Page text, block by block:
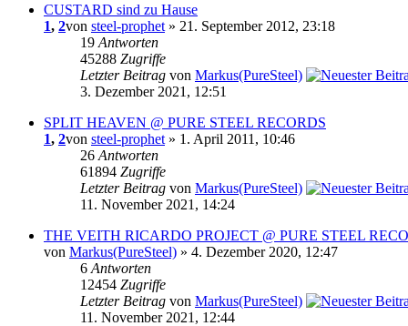
CUSTARD sind zu Hause
1, 2von steel-prophet » 21. September 2012, 23:18
19 Antworten
45288 Zugriffe
Letzter Beitrag von Markus(PureSteel)
3. Dezember 2021, 12:51
SPLIT HEAVEN @ PURE STEEL RECORDS
1, 2von steel-prophet » 1. April 2011, 10:46
26 Antworten
61894 Zugriffe
Letzter Beitrag von Markus(PureSteel)
11. November 2021, 14:24
THE VEITH RICARDO PROJECT @ PURE STEEL
von Markus(PureSteel) » 4. Dezember 2020, 12:47
6 Antworten
12454 Zugriffe
Letzter Beitrag von Markus(PureSteel)
11. November 2021, 12:44